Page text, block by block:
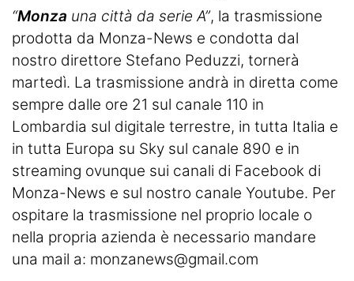
“Monza una città da serie A”, la trasmissione
prodotta da Monza-News e condotta dal
nostro direttore Stefano Peduzzi, tornerà
martedì. La trasmissione andrà in diretta come
sempre dalle ore 21 sul canale 110 in
Lombardia sul digitale terrestre, in tutta Italia e
in tutta Europa su Sky sul canale 890 e in
streaming ovunque sui canali di Facebook di
Monza-News e sul nostro canale Youtube. Per
ospitare la trasmissione nel proprio locale o
nella propria azienda è necessario mandare
una mail a: monzanews@gmail.com